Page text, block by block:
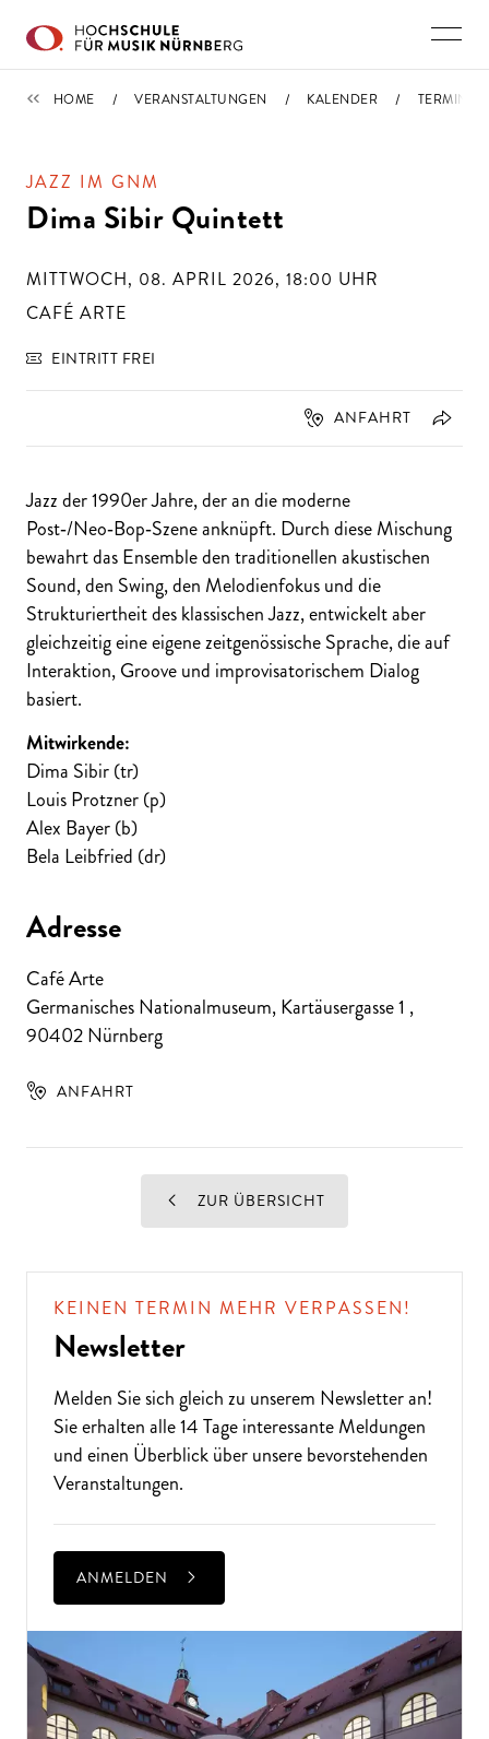
TERMINE
HOME VERANSTALTUNGEN KALENDER TERMIN
JAZZ IM GNM
Dima Sibir Quintett
MITTWOCH, 08. APRIL 2026, 18:00 UHR
CAFÉ ARTE
EINTRITT FREI
ANFAHRT
Jazz der 1990er Jahre, der an die moderne
Post‑/Neo‑Bop‑Szene anknüpft. Durch diese Mischung
bewahrt das Ensemble den traditionellen akustischen
Sound, den Swing, den Melodienfokus und die
Strukturiertheit des klassischen Jazz, entwickelt aber
gleichzeitig eine eigene zeitgenössische Sprache, die auf
Interaktion, Groove und improvisatorischem Dialog
basiert.
Mitwirkende:
Dima Sibir (tr)
Louis Protzner (p)
Alex Bayer (b)
Bela Leibfried (dr)
Adresse
Café Arte
Germanisches Nationalmuseum, Kartäusergasse 1 ,
90402Nürnberg
ANFAHRT
ZUR ÜBERSICHT
KEINEN TERMIN MEHR VERPASSEN!
Newsletter
Melden Sie sich gleich zu unserem Newsletteran!
Sie erhalten alle 14 Tage interessante Meldungen
und einen Überblick über unsere bevorstehenden
Veranstaltungen.
ANMELDEN